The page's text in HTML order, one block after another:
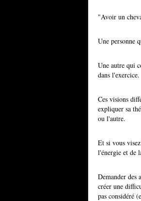
"Avoir un
Une personne
Une autre qui
dans l'exercice.
Ces visions
expliquer sa
ou l'autre.
Et si vous
l'énergie et de
Demander des
créer une
pas considéré